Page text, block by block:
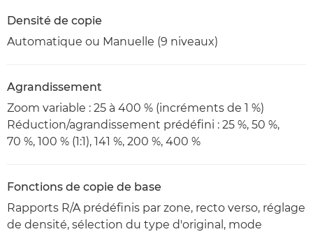
Densité de copie
Automatique ou Manuelle (9 niveaux)
Agrandissement
Zoom variable : 25 à 400 % (incréments de 1 %)
Réduction/agrandissement prédéfini : 25 %, 50 %,
70 %, 100 % (1:1), 141 %, 200 %, 400 %
Fonctions de copie de base
Rapports R/A prédéfinis par zone, recto verso, réglage
de densité, sélection du type d'original, mode